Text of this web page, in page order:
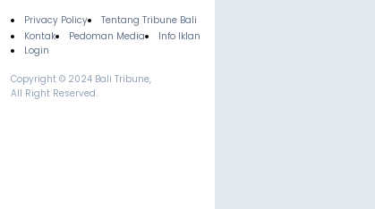
Footer
Privacy Policy
Tentang Tribune Bali
Kontak
Pedoman Media
Info Iklan
Login
Copyright © 2024 Bali Tribune,
All Right Reserved.